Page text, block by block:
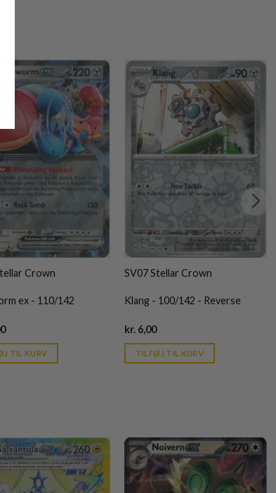
Crown
ex - 110/142
Current
is:
kr. 39,95.
TIL KURV
SV07 Stellar Crown
Klang - 100/142 - Reverse
kr.6,00Current
is:
kr. 39,95.
TILFØJ TIL KURV